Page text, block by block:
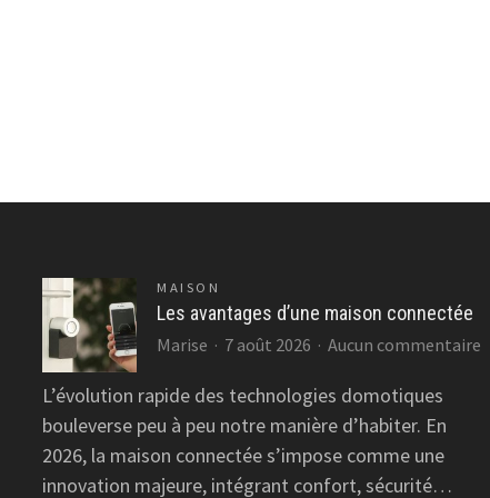
MAISON
Les avantages d’une maison connectée
Marise 7 août 2026 Aucun commentaire
L’évolution rapide des technologies domotiques
bouleverse peu à peu notre manière d’habiter. En
2026, la maison connectée s’impose comme une
innovation majeure, intégrant confort, sécurité…